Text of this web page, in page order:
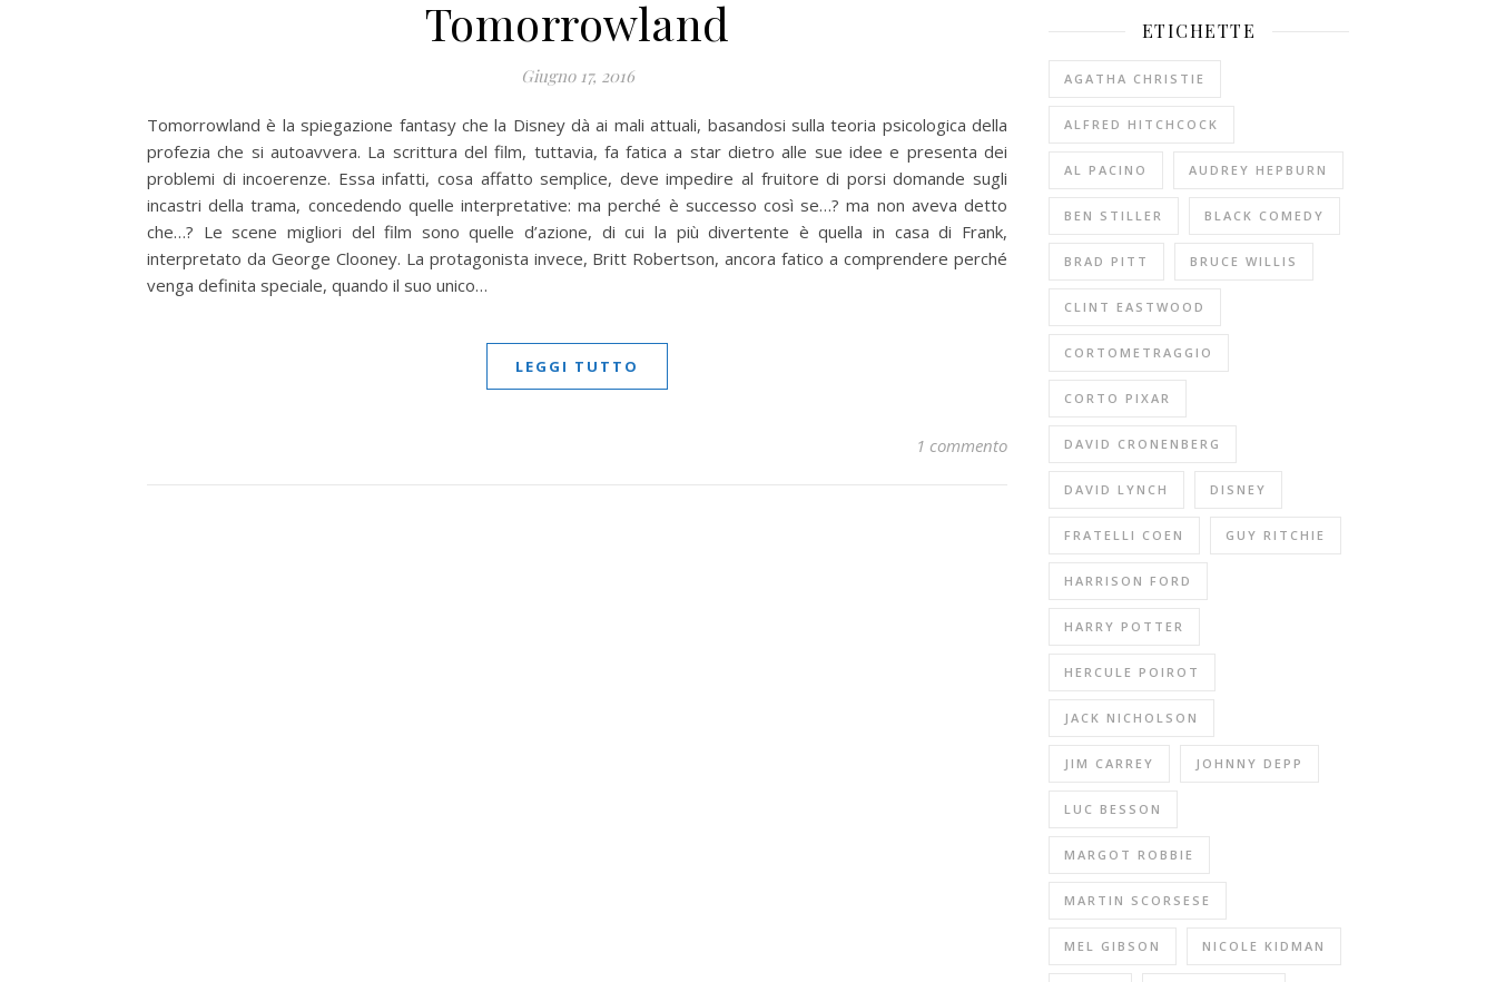
Tomorrowland
Giugno 17, 2016
Tomorrowland è la spiegazione fantasy che la Disney dà ai mali attuali, basandosi sulla teoria psicologica della
profezia che si autoavvera. La scrittura del film, tuttavia, fa fatica a star dietro alle sue idee e presenta dei
problemi di incoerenze. Essa infatti, cosa affatto semplice, deve impedire al fruitore di porsi domande sugli
incastri della trama, concedendo quelle interpretative: ma perché è successo così se…? ma non aveva detto
che…? Le scene migliori del film sono quelle d’azione, di cui la più divertente è quella in casa di Frank,
interpretato da George Clooney. La protagonista invece, Britt Robertson, ancora fatico a comprendere perché
venga definita speciale, quando il suo unico…
LEGGI TUTTO
1 commento
ETICHETTE
AGATHA CHRISTIE
ALFRED HITCHCOCK
AL PACINO AUDREY HEPBURN
BEN STILLER BLACK COMEDY
BRAD PITT BRUCE WILLIS
CLINT EASTWOOD
CORTOMETRAGGIO
CORTO PIXAR
DAVID CRONENBERG
DAVID LYNCH DISNEY
FRATELLI COEN GUY RITCHIE
HARRISON FORD
HARRY POTTER
HERCULE POIROT
JACK NICHOLSON
JIM CARREY JOHNNY DEPP
LUC BESSON
MARGOT ROBBIE
MARTIN SCORSESE
MEL GIBSON NICOLE KIDMAN